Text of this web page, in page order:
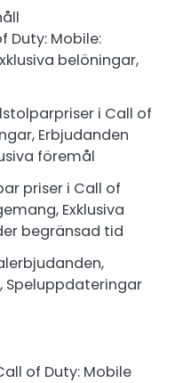
Duty: Mobile:
belöningar,
i Call of
Erbjudanden
föremål
priser i Call of
Exklusiva
begränsad tid
of Duty: Mobile